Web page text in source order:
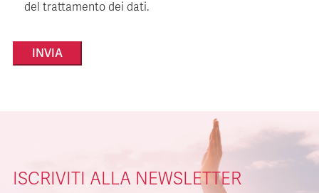
del trattamento dei dati.
ISCRIVITI ALLA NEWSLETTER